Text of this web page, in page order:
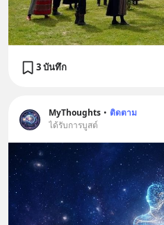
3 บันทึก
MyThoughts • ติดตาม
ได้รับการบูสต์